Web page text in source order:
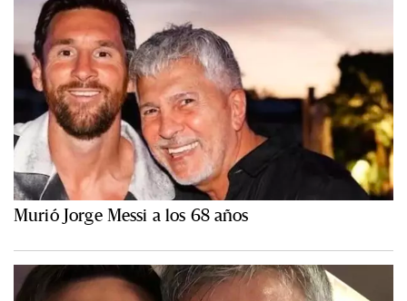
Murió Jorge Messi a los 68 años